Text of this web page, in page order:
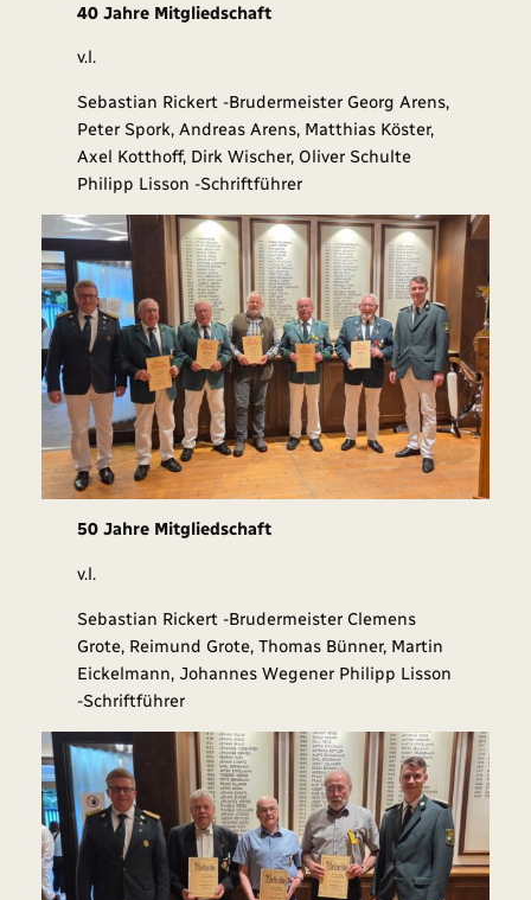
40 Jahre Mitgliedschaft
v.l.
Sebastian Rickert -Brudermeister Georg Arens,
Peter Spork, Andreas Arens, Matthias Köster,
Axel Kotthoff, Dirk Wischer, Oliver Schulte
Philipp Lisson -Schriftführer
50 Jahre Mitgliedschaft
v.l.
Sebastian Rickert -Brudermeister Clemens
Grote, Reimund Grote, Thomas Bünner, Martin
Eickelmann, Johannes Wegener Philipp Lisson
-Schriftführer